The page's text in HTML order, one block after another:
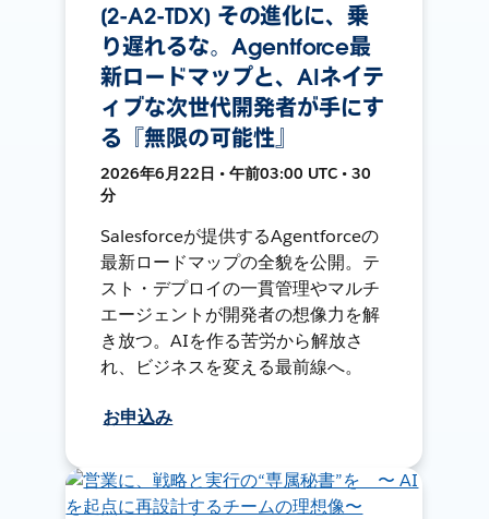
[2-A2-TDX] その進化に、乗
り遅れるな。Agentforce最
新ロードマップと、AIネイテ
ィブな次世代開発者が手にす
る『無限の可能性』
2026年6月22日 • 午前03:00 UTC • 30
分
Salesforceが提供するAgentforceの
最新ロードマップの全貌を公開。テ
スト・デプロイの一貫管理やマルチ
エージェントが開発者の想像力を解
き放つ。AIを作る苦労から解放さ
れ、ビジネスを変える最前線へ。
お申込み